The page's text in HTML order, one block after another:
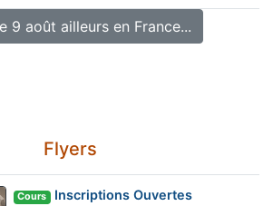
9 août ailleurs en France...
Flyers
Cours Inscriptions Ouvertes